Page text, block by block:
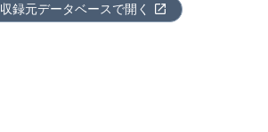
収録元データベースで開く